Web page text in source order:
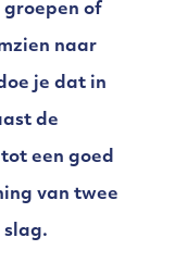
groepen of
naar
je dat in
de
een goed
van twee
slag.